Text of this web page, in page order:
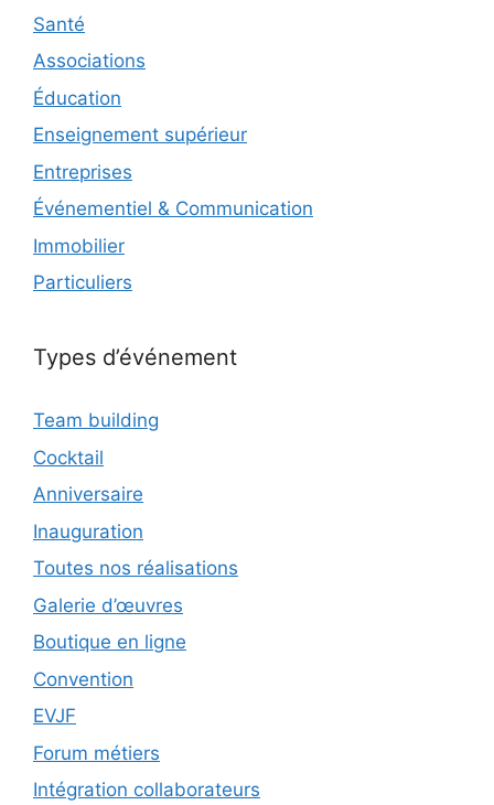
Santé
Associations
Éducation
Enseignement supérieur
Entreprises
Événementiel & Communication
Immobilier
Particuliers
Types d’événement
Team building
Cocktail
Anniversaire
Inauguration
Toutes nos réalisations
Galerie d’œuvres
Boutique en ligne
Convention
EVJF
Forum métiers
Intégration collaborateurs